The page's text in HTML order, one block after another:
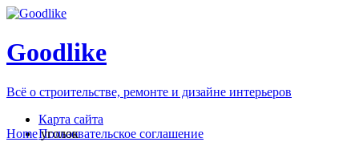
Goodlike
Всё о строительстве, ремонте и дизайне интерьеров
Карта сайта
Пользовательское соглашение
Home уголок